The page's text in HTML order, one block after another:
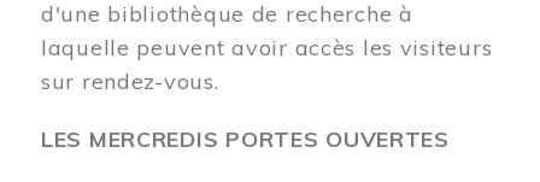
d'une bibliothèque de recherche à
laquelle peuvent avoir accès les visiteurs
sur rendez-vous.
LES MERCREDIS PORTES OUVERTES